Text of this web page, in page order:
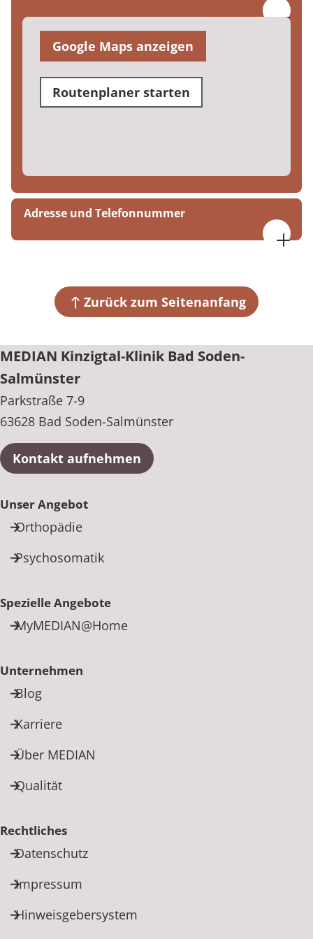
Google Maps anzeigen
Routenplaner starten
Adresse und Telefonnummer
+49 6056 7370
Zurück zum Seitenanfang
MEDIAN Kinzigtal-Klinik Bad Soden-
Salmünster
Parkstraße 7-9
63628 Bad Soden-Salmünster
Kontakt aufnehmen
Unser Angebot
Orthopädie
Psychosomatik
Spezielle Angebote
MyMEDIAN@Home
Unternehmen
Blog
Karriere
Über MEDIAN
Qualität
Rechtliches
Datenschutz
Impressum
Hinweisgebersystem